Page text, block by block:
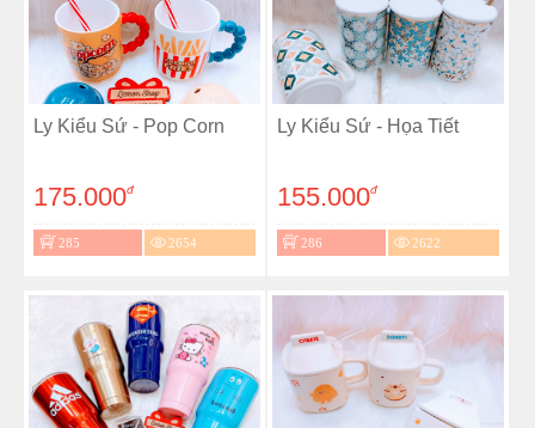
Ly Kiểu Sứ - Pop Corn
175.000đ
285 2654
Ly Kiểu Sứ - Họa Tiết
155.000đ
286 2622